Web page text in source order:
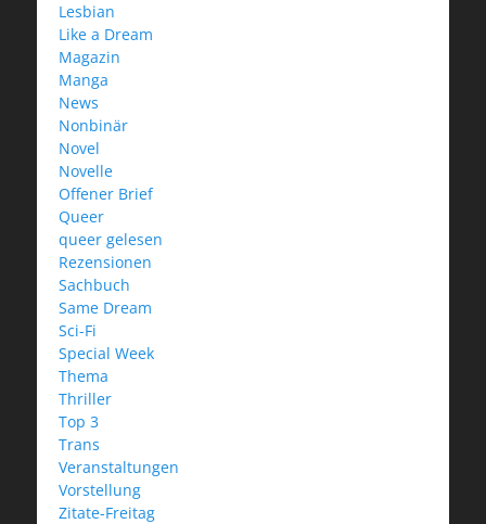
Lesbian
Like a Dream
Magazin
Manga
News
Nonbinär
Novel
Novelle
Offener Brief
Queer
queer gelesen
Rezensionen
Sachbuch
Same Dream
Sci-Fi
Special Week
Thema
Thriller
Top 3
Trans
Veranstaltungen
Vorstellung
Zitate-Freitag